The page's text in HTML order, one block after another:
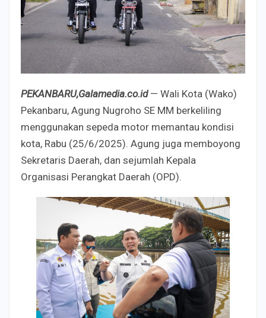
PEKANBARU,Galamedia.co.id — Wali Kota (Wako)
Pekanbaru, Agung Nugroho SE MM berkeliling
menggunakan sepeda motor memantau kondisi
kota, Rabu (25/6/2025). Agung juga memboyong
Sekretaris Daerah, dan sejumlah Kepala
Organisasi Perangkat Daerah (OPD).